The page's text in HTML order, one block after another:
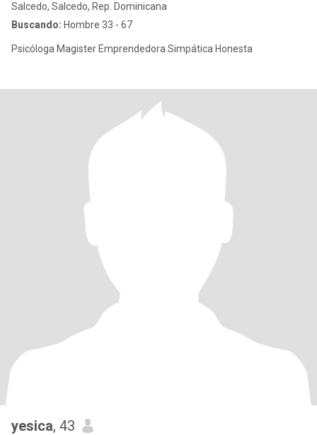
Salcedo, Salcedo, Rep. Dominicana
Buscando: Hombre 33 - 67
Psicóloga Magister Emprendedora Simpática Honesta
yesica, 43